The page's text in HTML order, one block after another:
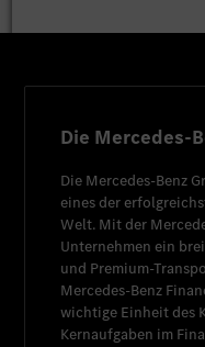
Die Mercedes-
Die Mercedes-Benz
eines der
Welt. Mit der
Unternehmen ein
und Premium-
Mercedes-Benz
wichtige Einheit des
Kernaufgaben im